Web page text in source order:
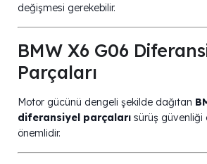
değişmesi gerekebilir.
BMW X6 G06 Diferansiyel
Parçaları
Motor gücünü dengeli şekilde dağıtan
diferansiyel parçaları sürüş güvenliği
önemlidir.